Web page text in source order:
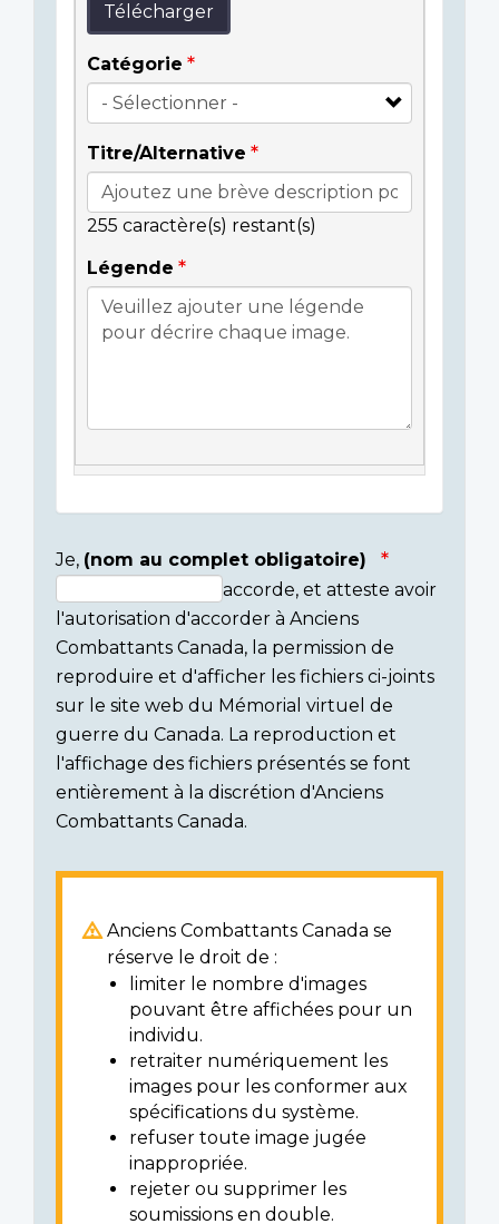
Télécharger
Catégorie
Titre/Alternative
255 caractère(s) restant(s)
Légende
Consent
section
Je, (nom au complet obligatoire)
accorde, et atteste avoir
l'autorisation d'accorder à Anciens
Combattants Canada, la permission de
reproduire et d'afficher les fichiers ci-joints
sur le site web du Mémorial virtuel de
guerre du Canada. La reproduction et
l'affichage des fichiers présentés se font
entièrement à la discrétion d'Anciens
Combattants Canada.
Anciens Combattants Canada se
réserve le droit de :
limiter le nombre d'images
pouvant être affichées pour un
individu.
retraiter numériquement les
images pour les conformer aux
spécifications du système.
refuser toute image jugée
inappropriée.
rejeter ou supprimer les
soumissions en double.